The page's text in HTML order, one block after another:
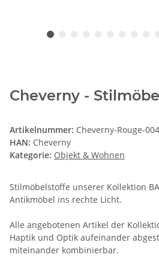
Cheverny -
Artikelnummer: Cheverny-Rouge-004
HAN: Cheverny
Kategorie: Objekt & Wohnen
Stilmöbelstoffe unserer Kollektion
Antikmöbel ins rechte Licht.
Alle angebotenen Artikel der
Haptik und Optik aufeinander
miteinander kombinierbar.